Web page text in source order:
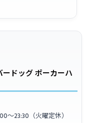
ードッグ ポーカーハ
〜23:30（火曜定休）